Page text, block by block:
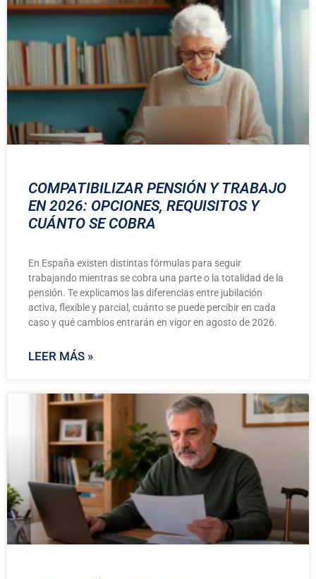
COMPATIBILIZAR PENSIÓN Y TRABAJO
EN 2026: OPCIONES, REQUISITOS Y
CUÁNTO SE COBRA
En España existen distintas fórmulas para seguir
trabajando mientras se cobra una parte o la totalidad de la
pensión. Te explicamos las diferencias entre jubilación
activa, flexible y parcial, cuánto se puede percibir en cada
caso y qué cambios entrarán en vigor en agosto de 2026.
LEER MÁS »